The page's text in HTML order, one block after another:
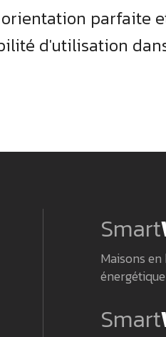
parfaite
d'utilisation
Smart
Maisons
énergétique
Smart